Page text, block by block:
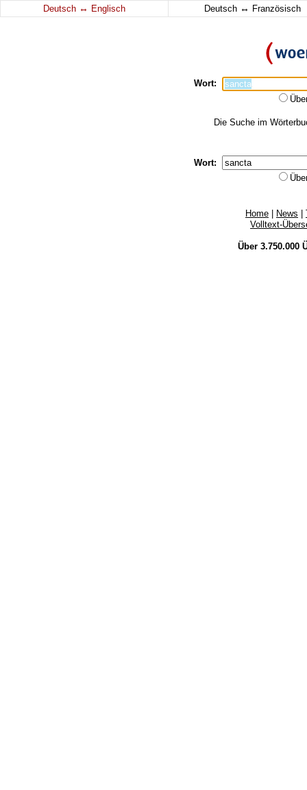
Deutsch ↔ Englisch Deutsch ↔ Französisch
Wort:
Die Suche im
Wort:
Home News
Volltext-
Über 3.750.000